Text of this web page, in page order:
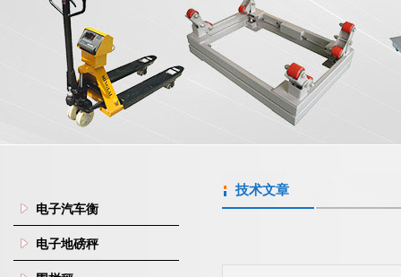
电子汽车衡
电子地磅秤
技术文章